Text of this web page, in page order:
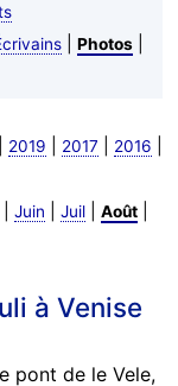
| Photos|
2019 2017 2016
Juin Juil| Août|
à Venise
pont de le Vele,